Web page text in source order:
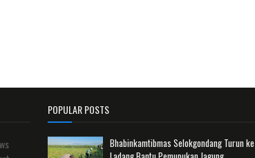
POPULAR POSTS
Bhabinkamtibmas Selokgondang Turun ke